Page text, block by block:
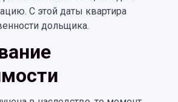
С этой даты квартира
дольщика.